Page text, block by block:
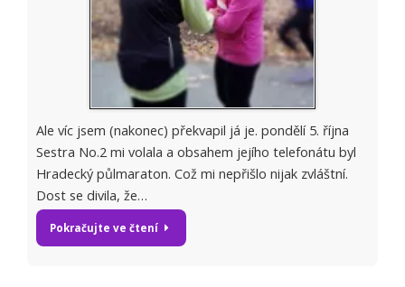
Ale víc jsem (nakonec) překvapil já je. pondělí 5. října
Sestra No.2 mi volala a obsahem jejího telefonátu byl
Hradecký půlmaraton. Což mi nepřišlo nijak zvláštní.
Dost se divila, že…
Pokračujte ve čtení